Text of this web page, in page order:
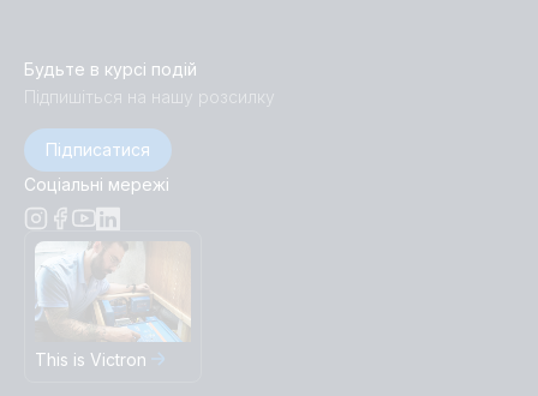
Будьте в курсі подій
Підпишіться на нашу розсилку
Підписатися
Соціальні мережі
This is Victron